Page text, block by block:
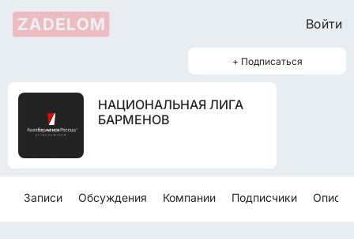
ZADELOM Войти
+ Подписаться
НАЦИОНАЛЬНАЯ ЛИГА
БАРМЕНОВ
Записи Обсуждения Компании Подписчики